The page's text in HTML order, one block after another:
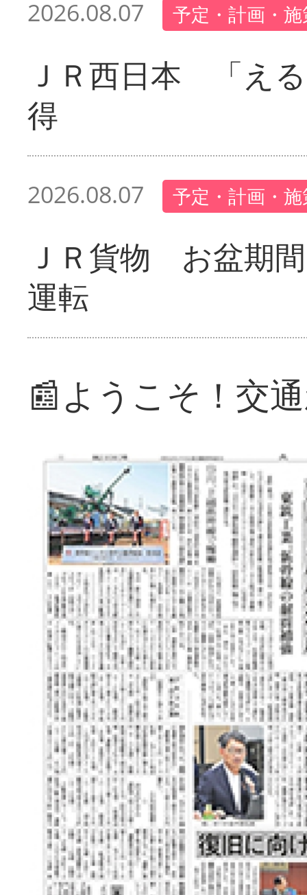
2026.08.07 予定・計画・
ＪＲ西日本 「え
得
2026.08.07 予定・計画・
ＪＲ貨物 お盆期
運転
📰ようこそ！交